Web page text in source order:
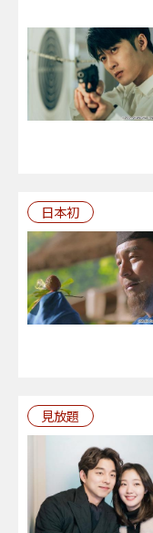
日本初
見放題